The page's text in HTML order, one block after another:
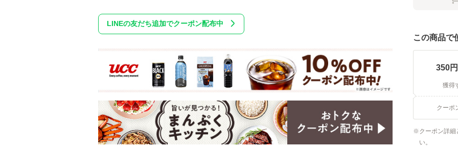
この商品で
350
獲得
クーポ
クーポン詳細
い。
LINEの友だち追加でクーポン配布中